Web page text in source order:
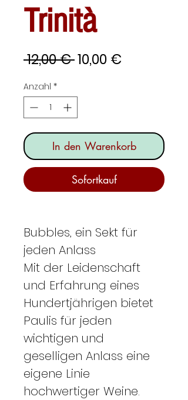
Trinità
12,00 € Standardpreis
10,00 €
Anzahl *
In den Warenkorb
Sofortkauf
Bubbles, ein Sekt für
jeden Anlass
Mit der Leidenschaft
und Erfahrung eines
Hundertjährigen bietet
Paulis für jeden
wichtigen und
geselligen Anlass eine
eigene Linie
hochwertiger Weine.